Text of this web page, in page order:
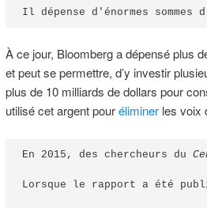
Il dépense d'énormes
À ce jour, Bloomberg a dépensé plus
et peut se permettre, d’y investir
plus de 10 milliards de dollars pour
utilisé cet argent pouréliminerles voix
En 2015, des chercheurs du
Lorsque le rapport a été